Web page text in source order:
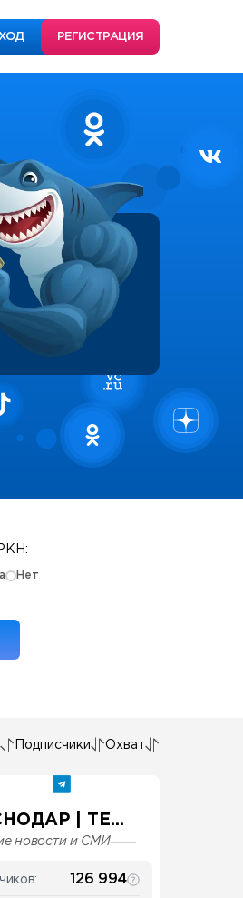
РЕГИСТРАЦИЯ
Нет
Подписчики Охват
| ТЕ...
новости и СМИ
126 994